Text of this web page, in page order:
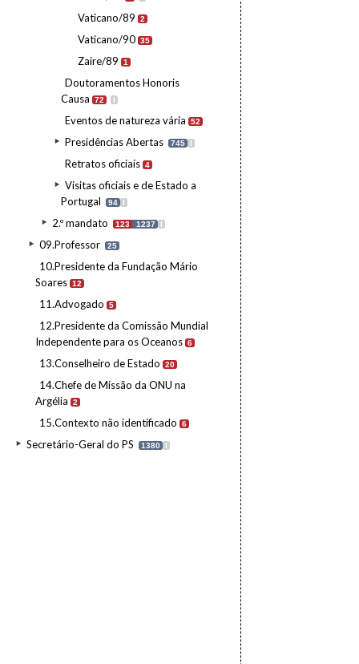
Vaticano/89 2
Vaticano/90 35
Zaire/89 1
Doutoramentos Honoris
Causa
72 I
Eventos de natureza vária 52
Presidências Abertas 745 I
Retratos oficiais 4
Visitas oficiais e de Estado a
Portugal
94 I
2.º mandato 123 1237 I
09.Professor 25
10.Presidente da Fundação Mário
Soares 12
11.Advogado 5
12.Presidente da Comissão Mundial
Independente para os Oceanos 6
13.Conselheiro de Estado 20
14.Chefe de Missão da ONU na
Argélia
2
15.Contexto não identificado 6
Secretário-Geral do PS 1380 I